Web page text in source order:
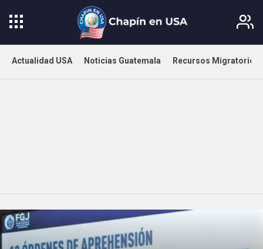
Actualidad USA Noticias Guatemala Recursos Migratorios